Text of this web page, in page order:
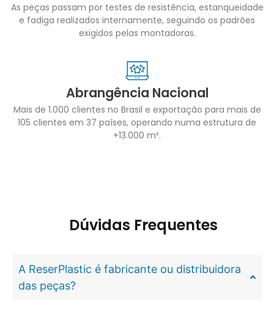
As peças passam por testes de resistência, estanqueidade
e fadiga realizados internamente, seguindo os padrões
exigidos pelas montadoras.
Abrangência Nacional
Mais de 1.000 clientes no Brasil e exportação para mais de
105 clientes em 37 países, operando numa estrutura de
+13.000 m².
Dúvidas Frequentes
A ReserPlastic é fabricante ou distribuidora
das peças?